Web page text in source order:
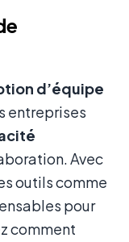
d’équipe
entreprises
Avec
outils comme
pour
comment